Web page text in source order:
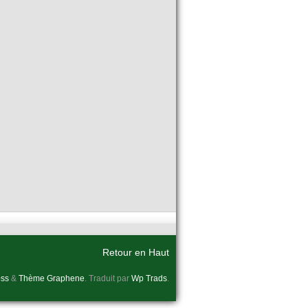
Retour en Haut
& Thème Graphene. Traduit par Wp Trads.